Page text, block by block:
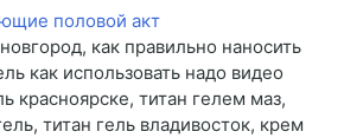
как правильно наносить
как использовать надо видео
красноярске, титан гелем маз,
титан гель владивосток, крем